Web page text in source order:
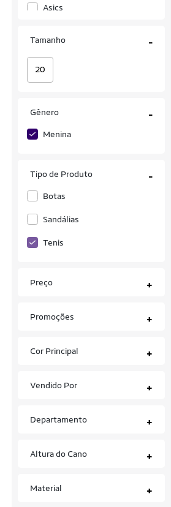
Asics
Chique Top
Converse
Diadora
Disney
Everlast
Gambo
HAPPY
Tamanho -
20
Gênero -
Menina
Tipo de Produto -
Botas
Sandálias
Tenis
Preço +
Promoções +
Cor Principal +
Vendido Por +
Departamento +
Altura do Cano +
Material +